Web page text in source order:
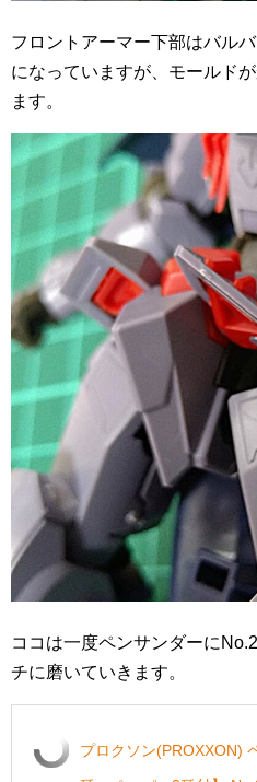
フロントアーマー下部はバル
になっていますが、モールド
ます。
ココは一度ペンサンダーに
チに磨いていきます。
プロクソン(PROXXON)